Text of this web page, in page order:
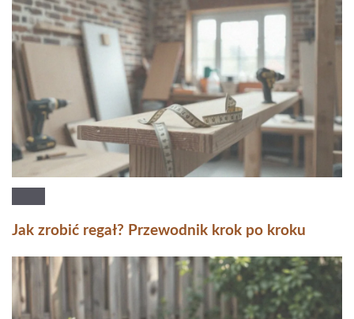
Jak zrobić regał? Przewodnik krok po kroku